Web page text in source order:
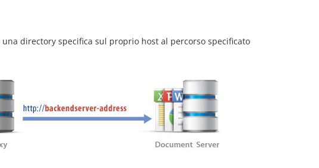
directory specifica sul proprio host al percorso specificato